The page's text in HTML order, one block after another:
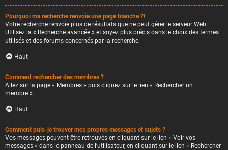
Pourquoi ma recherche renvoie une page blanche ?!
Votre recherche renvoie plus de résultats que ne peut gérer le serveur Web.
Utilisez la « Recherche avancée » et soyez plus précis dans le choix des termes
utilisés et des forums concernés par la recherche.
Haut
Comment rechercher des membres ?
Allez sur la page « Membres » puis cliquez sur le lien « Rechercher un
membre ».
Haut
Comment puis-je trouver mes propres messages et sujets ?
Vos messages peuvent être retrouvés en cliquant sur le lien « Voir vos
messages » dans le panneau de l’utilisateur, en cliquant sur le lien « Rechercher